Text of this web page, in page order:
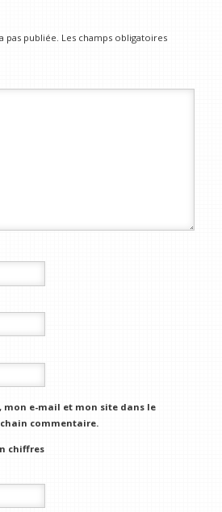
pas publiée. Les champs obligatoires
mon e-mail et mon site dans le
commentaire.
chiffres